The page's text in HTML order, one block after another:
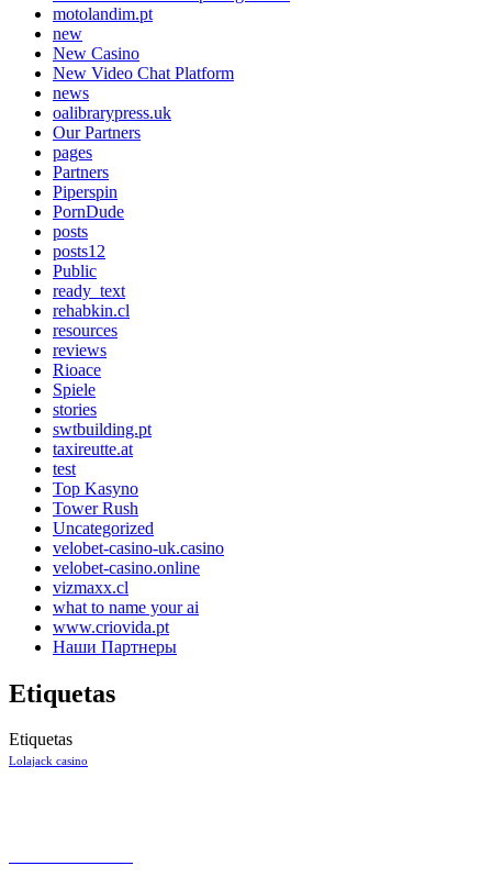
motolandim.pt
new
New Casino
New Video Chat Platform
news
oalibrarypress.uk
Our Partners
pages
Partners
Piperspin
PornDude
posts
posts12
Public
ready_text
rehabkin.cl
resources
reviews
Rioace
Spiele
stories
swtbuilding.pt
taxireutte.at
test
Top Kasyno
Tower Rush
Uncategorized
velobet-casino-uk.casino
velobet-casino.online
vizmaxx.cl
what to name your ai
www.criovida.pt
Наши Партнеры
Etiquetas
Etiquetas
Lolajack casino